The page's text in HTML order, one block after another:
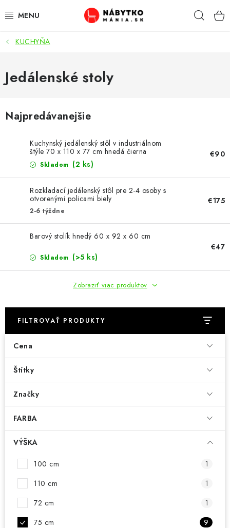
na
VÝPREDAJ
NOVINKY
KUCHYŇA
SPÁĽŇA
PREDSIENE
PRACOVŇA / KANCELÁRIA
DETSKÉ A ŠTUDENTSKÉ
DOPLNKY A DEKORÁCIE
ZÁHRADA
CHOVATEĽSKÉ POTREBY
Kontakty
Registrace
Reklamácie a odstúpenie od zmluvy
Obchodné podmienky 2024
KUCHYŇA
Jedálenské stoly
Najpredávanejšie
Kuchynský jedálenský stôl v industriálnom
štýle 70 x 110 x 77 cm hnedá čierna
Skladom (2 ks)
€90
Rozkladací jedálenský stôl pre 2-4 osoby s
otvorenými policami biely
2-6 týždne
€175
Barový stolík hnedý 60 x 92 x 60 cm
Skladom (>5 ks)
€47
Zobraziť viac produktov
FILTROVAŤ PRODUKTY
Cena
Štítky
Značky
FARBA
VÝŠKA
100 cm
1
110 cm
1
72 cm
1
75 cm
9